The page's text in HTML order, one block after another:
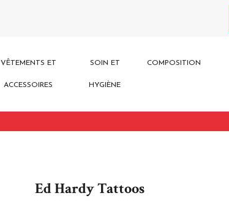
VÊTEMENTS ET
ACCESSOIRES
SOIN ET
HYGIÈNE
COMPOSITION
Ed Hardy Tattoos